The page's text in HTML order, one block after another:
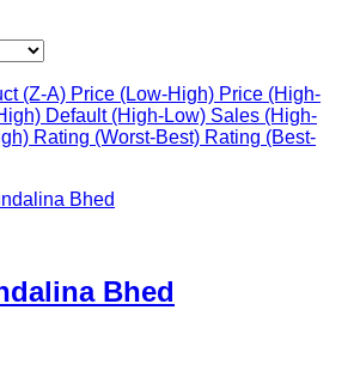
(Z-A) Price (Low-High) Price (High-
Default (High-Low) Sales (High-
Rating (Worst-Best) Rating (Best-
Bhed